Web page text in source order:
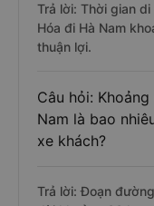
Trả lời: Thời gian
Hóa đi Hà Nam
thuận lợi.
Câu hỏi:
Nam là bao
xe khách?
Trả lời: Đoạn